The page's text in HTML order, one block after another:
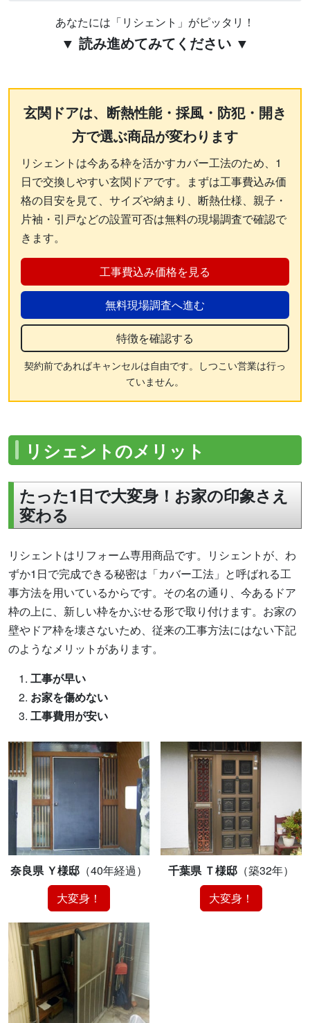
あなたには「リシェント」がピッタリ！
▼ 読み進めてみてください ▼
玄関ドアは、断熱性能・採風・防犯・開き
方で選ぶ商品が変わります
リシェントは今ある枠を活かすカバー工法のため、1
日で交換しやすい玄関ドアです。まずは工事費込み価
格の目安を見て、サイズや納まり、断熱仕様、親子・
片袖・引戸などの設置可否は無料の現場調査で確認で
きます。
工事費込み価格を見る
無料現場調査へ進む
特徴を確認する
契約前であればキャンセルは自由です。しつこい営業は行っ
ていません。
リシェントのメリット
たった1日で大変身！お家の印象さえ
変わる
リシェントはリフォーム専用商品です。リシェントが、わ
ずか1日で完成できる秘密は「カバー工法」と呼ばれる工
事方法を用いているからです。その名の通り、今あるドア
枠の上に、新しい枠をかぶせる形で取り付けます。お家の
壁やドア枠を壊さないため、従来の工事方法にはない下記
のようなメリットがあります。
工事が早い
お家を傷めない
工事費用が安い
奈良県 Ｙ様邸 （40年経過）
大変身！
千葉県 Ｔ様邸 （築32年）
大変身！